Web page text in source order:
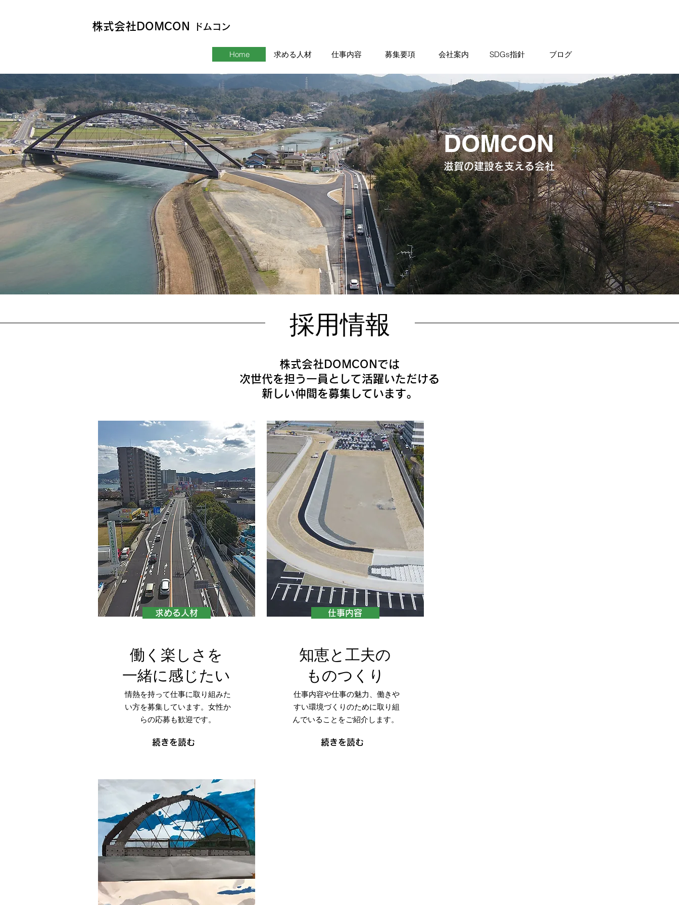
株式会社DOMCON ドムコン
Home 求める人材 仕事内容 募集要項 会社案内 SDGs指針 ブログ
DOMCON
滋賀の建設を支える会社
採用情報
株式会社DOMCONでは
次世代を担う一員として活躍いただける
新しい仲間を募集しています。
求める人材
働く楽しさを
​一緒に感じたい
​情熱を持って仕事に取り組みた
い方を募集しています。女性か
らの応募も歓迎です。
続きを読む
仕事内容
知恵と工夫の
​ものつくり
仕事内容や仕事の魅力、働きや
すい環境づくりのために取り組
んでいることをご紹介します。
続きを読む